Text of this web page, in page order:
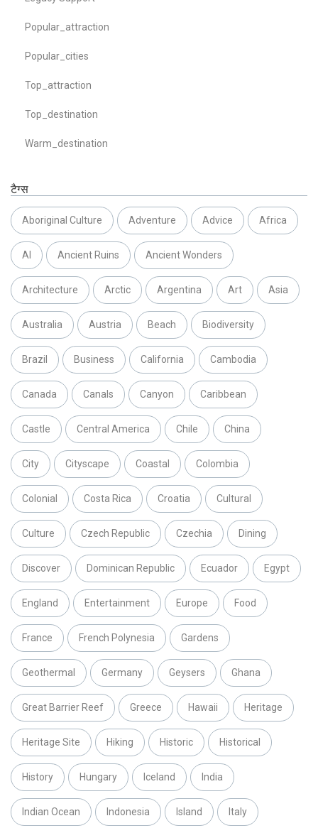
Popular_attraction
Popular_cities
Top_attraction
Top_destination
Warm_destination
टैग्स
Aboriginal Culture Adventure Advice Africa
AI Ancient Ruins Ancient Wonders
Architecture Arctic Argentina Art Asia
Australia Austria Beach Biodiversity
Brazil Business California Cambodia
Canada Canals Canyon Caribbean
Castle Central America Chile China
City Cityscape Coastal Colombia
Colonial Costa Rica Croatia Cultural
Culture Czech Republic Czechia Dining
Discover Dominican Republic Ecuador Egypt
England Entertainment Europe Food
France French Polynesia Gardens
Geothermal Germany Geysers Ghana
Great Barrier Reef Greece Hawaii Heritage
Heritage Site Hiking Historic Historical
History Hungary Iceland India
Indian Ocean Indonesia Island Italy